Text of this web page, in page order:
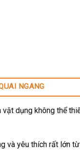
NGANG
dụng không thể
và yêu thích rất lớn